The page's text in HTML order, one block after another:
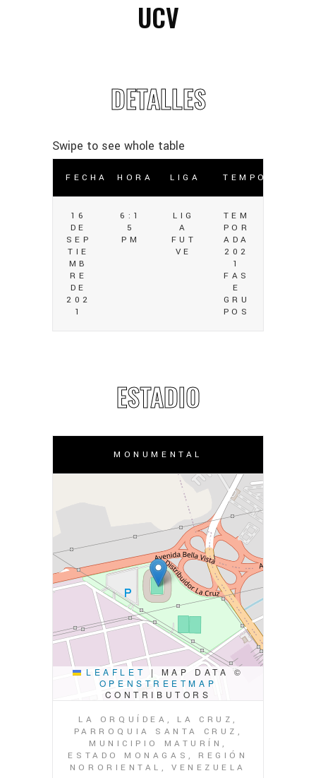
UCV
DETALLES
FECHA HORA LIGA TEMPORADA
16
DE
SEP
TIE
MB
RE
DE
202
1
6:1
5
PM
LIG
A
FUT
VE
TEM
POR
ADA
202
1
FAS
E
GRU
POS
ESTADIO
MONUMENTAL
LEAFLET |
MAP DATA ©
OPENSTREETMAP
CONTRIBUTORS
LA ORQUÍDEA, LA CRUZ,
PARROQUIA SANTA CRUZ,
MUNICIPIO MATURÍN,
ESTADO MONAGAS, REGIÓN
NORORIENTAL, VENEZUELA